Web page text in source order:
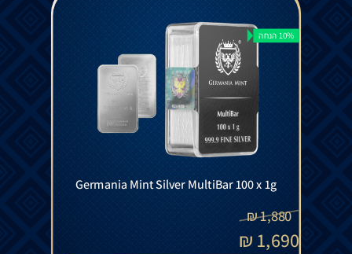
10% הנחה
Germania Mint Silver MultiBar 100 x 1g
1,880
₪
1,690
₪